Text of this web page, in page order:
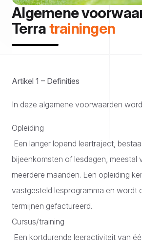
Algemene
Terratrainingen
Artikel 1 – Definities
In deze algemene voorwaarden
Opleiding
Een langer lopend leertraject,
bijeenkomsten of lesdagen, meestal
meerdere maanden. Een opleiding
vastgesteld lesprogramma en wordt
termijnen gefactureerd.
Cursus/training
Een kortdurende leeractiviteit van